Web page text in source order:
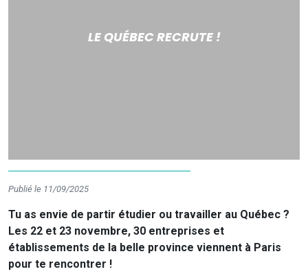
LE QUÉBEC RECRUTE !
Publié le 11/09/2025
Tu as envie de partir étudier ou travailler au Québec ?
Les 22 et 23 novembre, 30 entreprises et
établissements de la belle province viennent à Paris
pour te rencontrer !